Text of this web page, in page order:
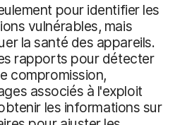
pour identifier les
vulnérables, mais
la santé des appareils.
rapports pour détecter
compromission,
associés à l'exploit
les informations sur